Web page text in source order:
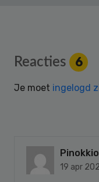
Reader
Interactions
Reacties 6
Je moet ingelogd
Pinokkio
19 apr